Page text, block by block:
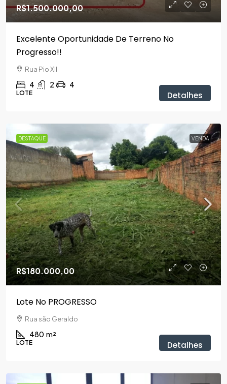
R$1.500.000,00
Excelente Oportunidade De Terreno No
Progresso!!
Rua Pio XII
4 2 4
LOTE Detalhes
DESTAQUE VENDA
R$180.000,00
Lote No PROGRESSO
Rua são Geraldo
480 m²
LOTE Detalhes